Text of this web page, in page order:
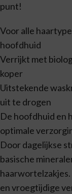
punt!
Voor alle
hoofdhuid
Verrijkt met
koper
Uitstekende
uit te drogen
De hoofdhuid en
optimale
Door dagelijkse
basische
en vroegtijdige